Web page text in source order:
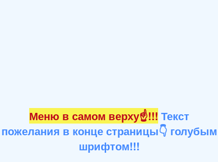
Меню в самом верху☝!!! Текст
пожелания в конце страницы👇 голубым
шрифтом!!!